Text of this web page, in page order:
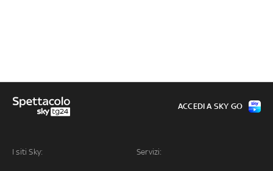
I siti Sky: Servizi:
ACCEDI A SKY GO